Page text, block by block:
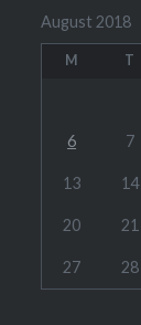
August 2018
M T
6 7
13 14
20 21
27 28